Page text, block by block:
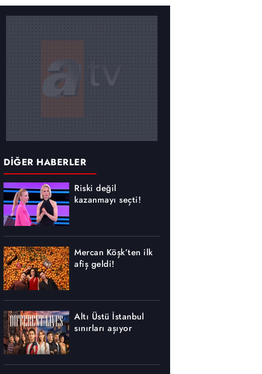
DİĞER HABERLER
Riski değil
kazanmayı seçti!
Mercan Köşk’ten ilk
afiş geldi!
Altı Üstü İstanbul
sınırları aşıyor